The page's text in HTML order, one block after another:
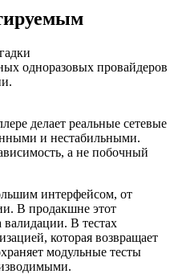
одноразовых провайдеров
делает реальные сетевые
и нестабильными.
а не побочный
интерфейсом, от
В продакшне этот
В тестах
которая возвращает
модульные тесты